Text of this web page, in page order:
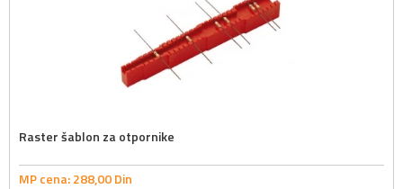
Raster šablon za otpornike
MP cena:288,00Din